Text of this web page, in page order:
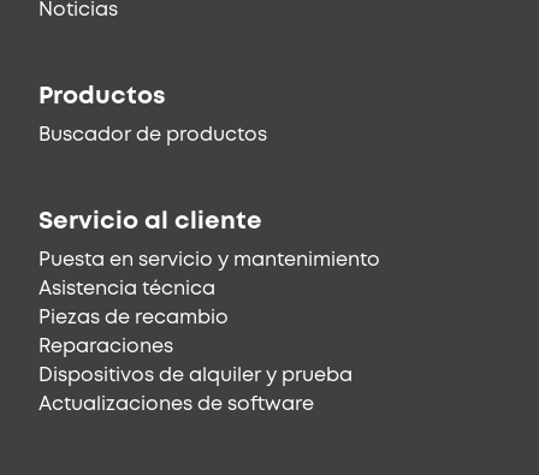
Noticias
Productos
Buscador de productos
Servicio al cliente
Puesta en servicio y mantenimiento
Asistencia técnica
Piezas de recambio
Reparaciones
Dispositivos de alquiler y prueba
Actualizaciones de software